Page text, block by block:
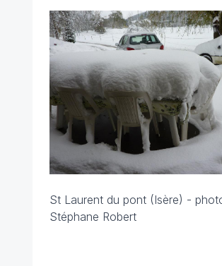
St Laurent du pont (Isère) -
Stéphane Robert